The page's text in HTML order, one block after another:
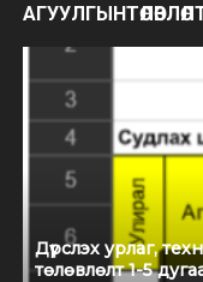
Дүрслэх урлаг,
төлөвлөлт 1-5